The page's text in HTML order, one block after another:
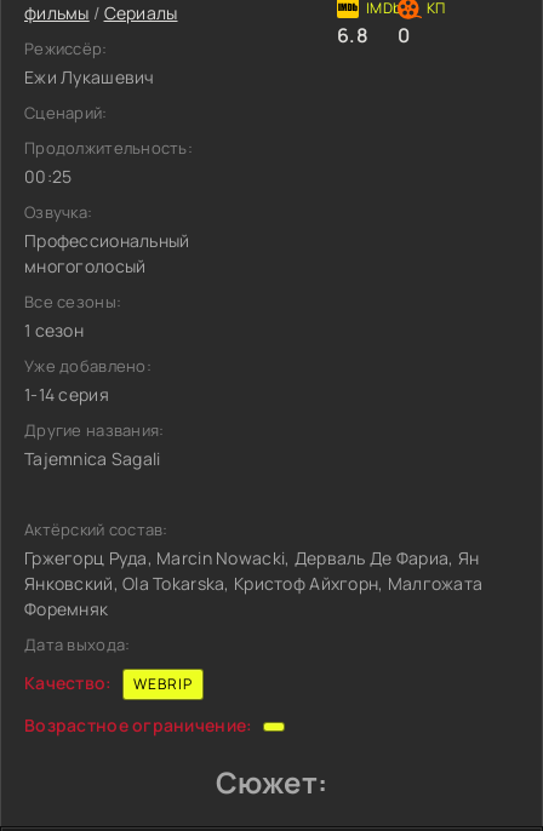
фильмы / Сериалы
Режиссёр:
Ежи Лукашевич
Сценарий:
Продолжительность:
00:25
Озвучка:
Профессиональный
многоголосый
Все сезоны:
1 сезон
Уже добавлено:
1-14 серия
Другие названия:
Tajemnica Sagali
6.8 0
Актёрский состав:
Гржегорц Руда, Marcin Nowacki, Дерваль Де Фариа, Ян
Янковский, Ola Tokarska, Кристоф Айхгорн, Малгожата
Форемняк
Дата выхода:
Качество: WEBRIP
Возрастное ограничение:
Сюжет: